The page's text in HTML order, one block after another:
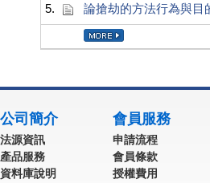
5. 論搶劫的方法行為與目
公司簡介
法源資訊
產品服務
資料庫說明
會員服務
申請流程
會員條款
授權費用